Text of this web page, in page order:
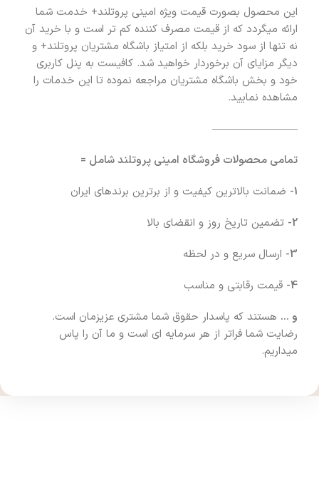
این محصول بصورت قیمت ویژه امینی پروتلند+ خدمت شما
ارائه میگردد که از قیمت مصرف کننده کم تر است و با خرید آن
نه تنها از سود خرید بلکه از امتیاز باشگاه مشتریان پروتلند+ و
دیگر مزایای آن برخوردار خواهید شد. کافیست به پنل کاربری
خود و بخش باشگاه مشتریان مراجعه نموده تا این خدمات را
مشاهده نمایید.
————————
تمامی محصولات فروشگاه امینی پروتلند شامل =
1- ضمانت بالاترین کیفیت و از برترین برندهای ایران
2- تضمین تاریخ روز و انقضای بالا
3- ارسال سریع و در لحظه
4- قیمت رقابتی و مناسب
و … هستند که پاسدار حقوق شما مشتری عزیزمان است.
رضایت شما فراتر از هر سرمایه ای است و ما آن را پاس
میداریم.